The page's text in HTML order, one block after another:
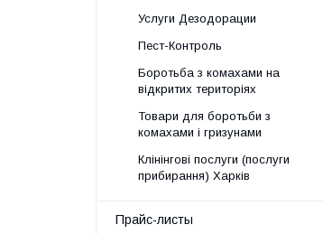
Услуги Дезодорации
Пест-Контроль
Боротьба з комахами на
відкритих територіях
Товари для боротьби з
комахами і гризунами
Клінінгові послуги (послуги
прибирання) Харків
Прайс-листы